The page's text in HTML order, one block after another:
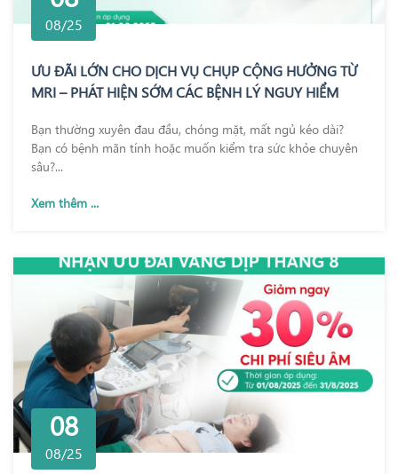
08/25
ƯU ĐÃI LỚN CHO DỊCH VỤ CHỤP CỘNG HƯỞNG TỪ
MRI – PHÁT HIỆN SỚM CÁC BỆNH LÝ NGUY HIỂM
Bạn thường xuyên đau đầu, chóng mặt, mất ngủ kéo dài?
Bạn có bệnh mãn tính hoặc muốn kiểm tra sức khỏe chuyên
sâu?...
Xem thêm ...
08
08/25